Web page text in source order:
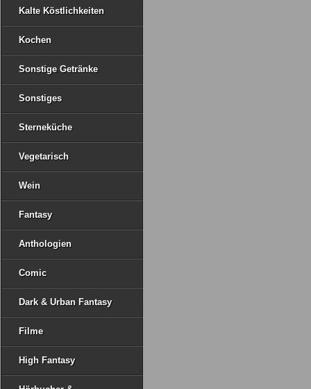
Kalte Köstlichkeiten
Kochen
Sonstige Getränke
Sonstiges
Sterneküche
Vegetarisch
Wein
Fantasy
Anthologien
Comic
Dark & Urban Fantasy
Filme
High Fantasy